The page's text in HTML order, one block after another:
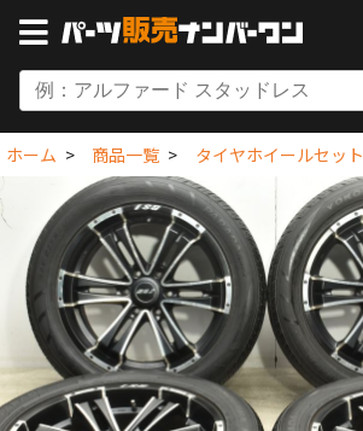
ホーム 商品一覧 タイヤホイールセット